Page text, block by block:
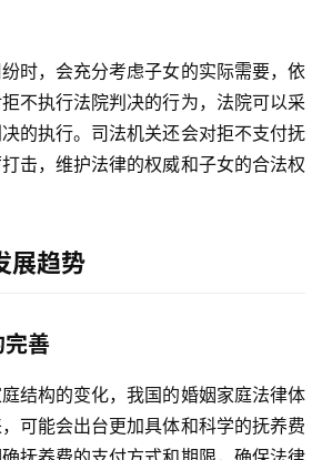
时，会充分考虑子女的实际需要，依
不执行法院判决的行为，法院可以采
的执行。司法机关还会对拒不支付抚
击，维护法律的权威和子女的合法权
展趋势
完善
结构的变化，我国的婚姻家庭法律体
可能会出台更加具体和科学的抚养费